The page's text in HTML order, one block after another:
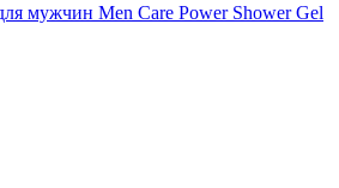
мужчин Men Care Power Shower Gel